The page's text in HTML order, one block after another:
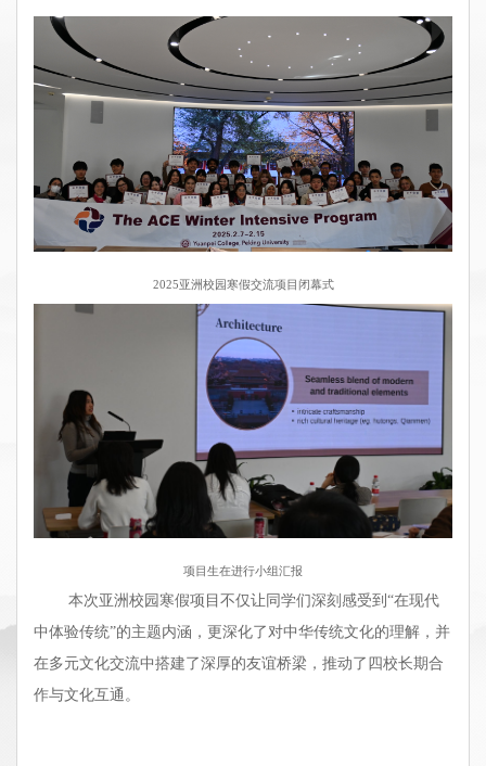
2025亚洲校园寒假交流项目闭幕式
项目生在进行小组汇报
本次亚洲校园寒假项目不仅让同学们深刻感受到“在现代
中体验传统”的主题内涵，更深化了对中华传统文化的理解，并
在多元文化交流中搭建了深厚的友谊桥梁，推动了四校长期合
作与文化互通。